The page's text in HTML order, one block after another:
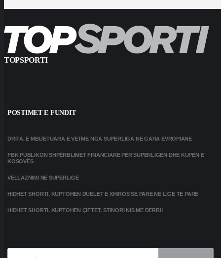
TOPSPORTI
POSTIMET E FUNDIT
DRITA, E MBIJETUARA E VETME NGA SUPERLIGA NË GARA EVROPIANE
FBK PUBLIKON SHPËRBLIMET FINANCIARE PËR SUPERLIGËN DHE KUPËN E
KOSOVËS
VËLLAZNIMI NË SUPERLIGË
HIDHET SHORTI, KUPTOHEN DUELET E XHIROS SË PARË NË LIGË TË PARË
HIDHET SHORTI, KUPTOHEN ÇIFTET, STINORI NIS ME DERBI!